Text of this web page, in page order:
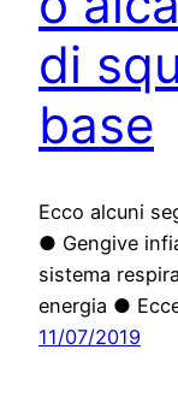
di
base
Ecco alcuni
● Gengive
sistema
energia ●
11/07/2019